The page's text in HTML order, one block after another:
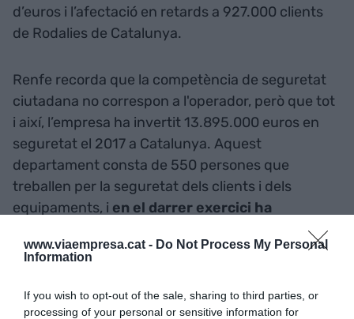
www.viaempresa.cat - Do Not Process My Personal
Information
If you wish to opt-out of the sale, sharing to third parties, or
processing of your personal or sensitive information for
d’euros i l’afectació en retards a 927.000 clients
de Rodalies de Catalunya.
Renfe recorda que la competència de seguretat
ciutadana no correspon a l'operador, però que tot
i així, l’empresa ha invertit 13.895.000 euros en
seguretat el 2017 a Catalunya. Aquest
departament consta de 550 persones que
treballen per la seguretat dels clients i dels
equipaments, i en el darrer exercici ha
tramitat 2.123 denúncies relacionades amb
actes vandàlics, agressions o frau, entre